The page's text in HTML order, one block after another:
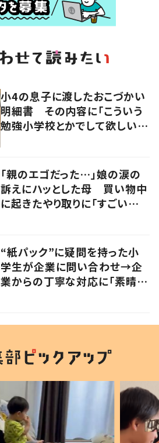
小4の息子に渡したおこづかい
明細書 その内容に「こういう
勉強小学校とかでして欲しい」
「親のエゴだった…」娘の涙の
訴えにハッとした母 買い物中
に起きたやり取りに「すごい分
“紙パック”に疑問を持った小
学生が企業に問い合わせ→企
業からの丁寧な対応に「素晴ら